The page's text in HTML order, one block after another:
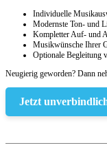
Individuelle
Modernste Ton- und
Kompletter Auf- und
Musikwünsche Ihrer
Optionale Begleitung
Neugierig geworden? Dann
Jetzt